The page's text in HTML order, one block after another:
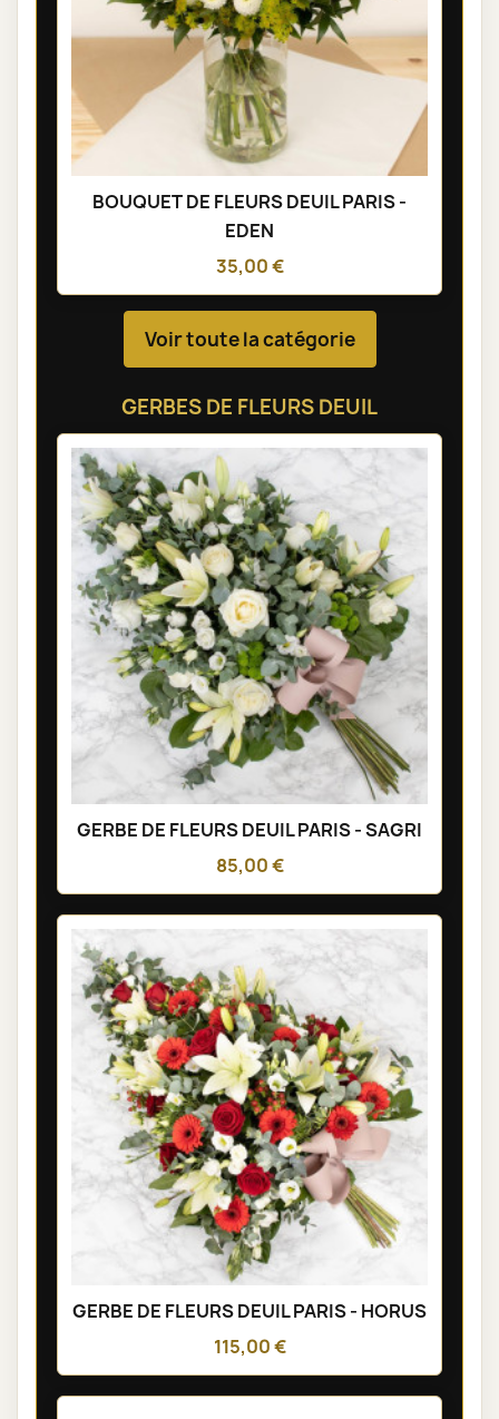
BOUQUET DE FLEURS DEUIL PARIS -
EDEN
35,00 €
Voir toute la catégorie
GERBES DE FLEURS DEUIL
GERBE DE FLEURS DEUIL PARIS - SAGRI
85,00 €
GERBE DE FLEURS DEUIL PARIS - HORUS
115,00 €